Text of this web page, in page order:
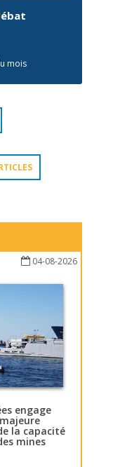
mois
04-08-2026
engage
la capacité
mines